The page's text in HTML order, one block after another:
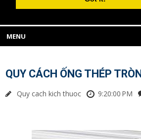
MENU
QUY CÁCH ỐNG THÉP
Quy cach kich thuoc 9:20:00 PM